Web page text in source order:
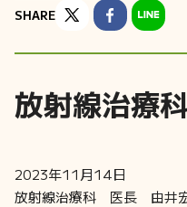
SHARE
放射線治療
2023年11月14日
放射線治療科 医長 由井